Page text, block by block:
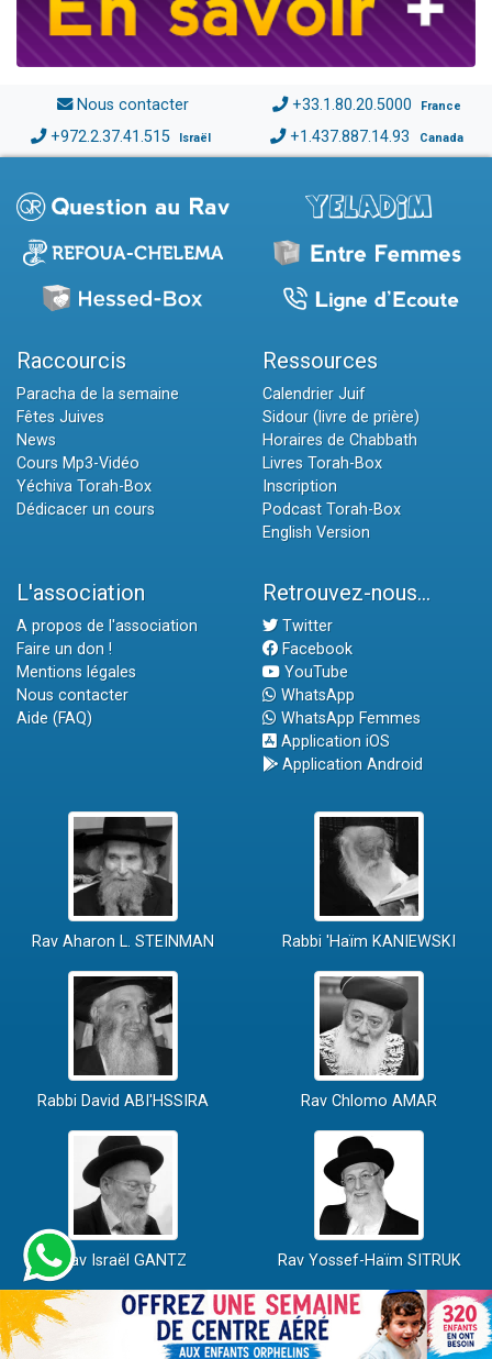
Nous contacter +33.1.80.20.5000 France
+972.2.37.41.515 Israël +1.437.887.14.93 Canada
Raccourcis
Paracha de la semaine
Fêtes Juives
News
Cours Mp3-Vidéo
Yéchiva Torah-Box
Dédicacer un cours
Ressources
Calendrier Juif
Sidour (livre de prière)
Horaires de Chabbath
Livres Torah-Box
Inscription
Podcast Torah-Box
English Version
L'association
A propos de l'association
Faire un don !
Mentions légales
Nous contacter
Aide (FAQ)
Retrouvez-nous...
Twitter
Facebook
YouTube
WhatsApp
WhatsApp Femmes
Application iOS
Application Android
Rav Aharon L. STEINMAN Rabbi 'Haïm KANIEWSKI
Rabbi David ABI'HSSIRA Rav Chlomo AMAR
Rav Israël GANTZ Rav Yossef-Haïm SITRUK